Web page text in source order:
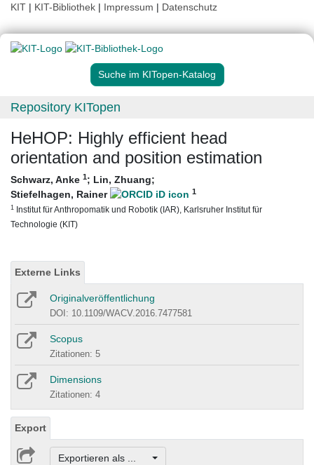
KIT | KIT-Bibliothek | Impressum | Datenschutz
Suche im KITopen-Katalog
Repository KITopen
HeHOP: Highly efficient head
orientation and position estimation
Schwarz, Anke 1; Lin, Zhuang;
Stiefelhagen, Rainer
1
1 Institut für Anthropomatik und Robotik (IAR), Karlsruher Institut für
Technologie (KIT)
Externe Links
Originalveröffentlichung
DOI: 10.1109/WACV.2016.7477581
Scopus
Zitationen: 5
Dimensions
Zitationen: 4
Export
Exportieren als ...